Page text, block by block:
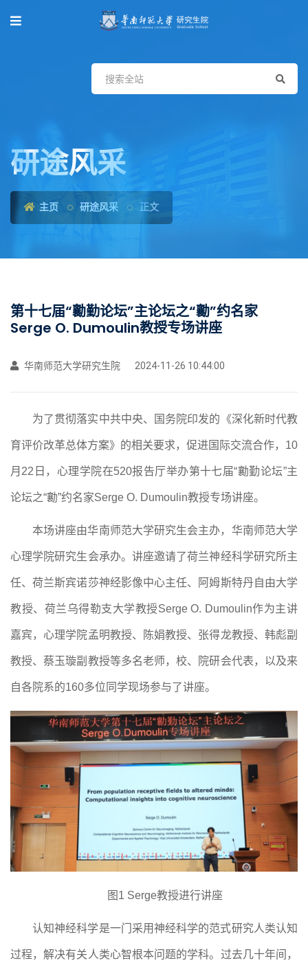
研途风采
主页 研途风采 正文
第十七届“勷勤论坛”主论坛之“勷”约名家
Serge O. Dumoulin教授专场讲座
华南师范大学研究生院 2024-11-26 10:44:00
为了贯彻落实中共中央、国务院印发的 《深化新时代教
育评价改革总体方案》 的相关要求 ， 促进国际交流合作， 10
月22日，心理学院在520报告厅举办第十七届“勷勤论坛”主
论坛之“勷”约名家Serge O. Dumoulin教授专场讲座。
本场讲座由华南师范大学研究生会主办，华南师范大学
心理学院研究生会承办。讲座邀请了荷兰神经科学研究所主
任、荷兰斯宾诺莎神经影像中心主任、阿姆斯特丹自由大学
教授、荷兰乌得勒支大学教授Serge O. Dumoulin作为主讲
嘉宾，心理学院孟明教授、陈娟教授、张得龙教授、韩彪副
教授、蔡玉璇副教授等多名老师，校、院研会代表，以及来
自各院系的160多位同学现场参与了讲座。
图 1 Serge教授进行讲座
认知神经科学是一门 采用神经科学的范式研究人类认知
过程，解决有关人类心智根本问题的学科。过去几十年间，